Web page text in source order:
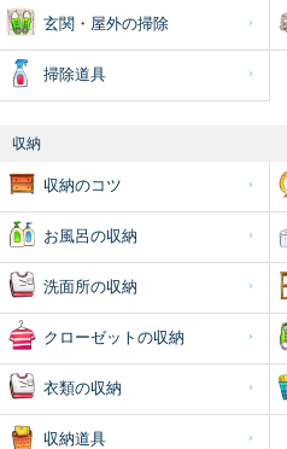
玄関・屋外の掃除
掃除道具
収納
収納のコツ
お風呂の収納
洗面所の収納
クローゼットの収納
衣類の収納
収納道具